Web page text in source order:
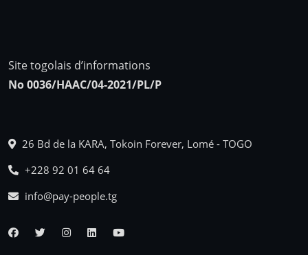
Site togolais d’informations
No 0036/HAAC/04-2021/PL/P
26 Bd de la KARA, Tokoin Forever, Lomé - TOGO
+228 92 01 64 64
info@pay-people.tg